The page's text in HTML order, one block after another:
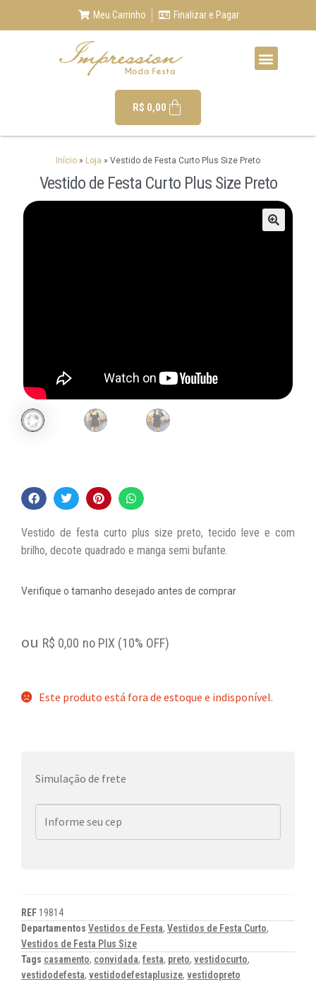
Meu Carrinho Finalizar e Pagar
R$ 0,00
Início » Loja » Vestido de Festa Curto Plus Size Preto
Vestido de Festa Curto Plus Size Preto
Vestido de festa curto plus size preto, tecido leve e com
brilho, decote quadrado e manga semi bufante.
Verifique o tamanho desejado antes de comprar
ou R$ 0,00 no PIX (10% OFF)
Este produto está fora de estoque e indisponível.
Simulação de frete
REF 19814
Departamentos Vestidos de Festa, Vestidos de Festa Curto,
Vestidos de Festa Plus Size
Tags casamento, convidada, festa, preto, vestidocurto,
vestidodefesta, vestidodefestaplusize, vestidopreto